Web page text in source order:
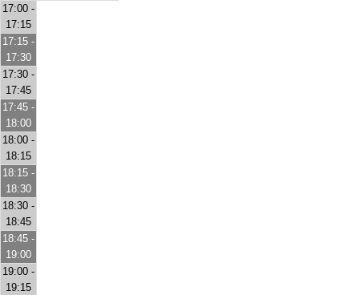
17:00 -
17:15
17:15 -
17:30
17:30 -
17:45
17:45 -
18:00
18:00 -
18:15
18:15 -
18:30
18:30 -
18:45
18:45 -
19:00
19:00 -
19:15